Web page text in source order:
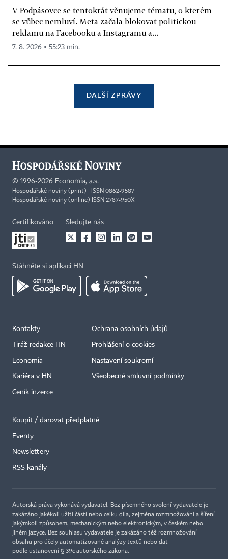
V Podpásovce se tentokrát věnujeme tématu, o kterém
se vůbec nemluví. Meta začala blokovat politickou
reklamu na Facebooku a Instagramu a...
7. 8. 2026 ▪ 55:23 min.
DALŠÍ ZPRÁVY
© 1996-2026 Economia, a.s.
Hospodářské noviny (print) ISSN 0862-9587
Hospodářské noviny (online) ISSN 2787-950X
Certifikováno Sledujte nás
Stáhněte si aplikaci HN
Kontakty
Tiráž redakce HN
Economia
Kariéra v HN
Ceník inzerce
Ochrana osobních údajů
Prohlášení o cookies
Nastavení soukromí
Všeobecné smluvní podmínky
Koupit / darovat předplatné
Eventy
Newslettery
RSS kanály
Autorská práva vykonává vydavatel. Bez písemného svolení vydavatele je
zakázáno jakékoli užití částí nebo celku díla, zejména rozmnožování a šíření
jakýmkoli způsobem, mechanickým nebo elektronickým, v českém nebo
jiném jazyce. Bez souhlasu vydavatele je zakázáno též rozmnožování
obsahu pro účely automatizované analýzy textů nebo dat
podle ustanovení § 39c autorského zákona.